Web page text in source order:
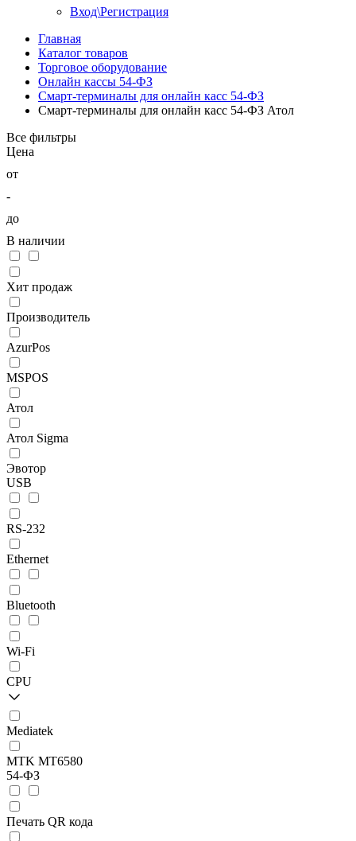
Вход\Регистрация
Главная
Каталог товаров
Торговое оборудование
Онлайн кассы 54-ФЗ
Смарт-терминалы для онлайн касс 54-ФЗ
Смарт-терминалы для онлайн касс 54-ФЗ Атол
Все фильтры
Цена
от
-
до
В наличии
Хит продаж
Производитель
AzurPos
MSPOS
Атол
Атол Sigma
Эвотор
USB
RS-232
Ethernet
Bluetooth
Wi-Fi
CPU
Mediatek
MTK MT6580
54-ФЗ
Печать QR кода